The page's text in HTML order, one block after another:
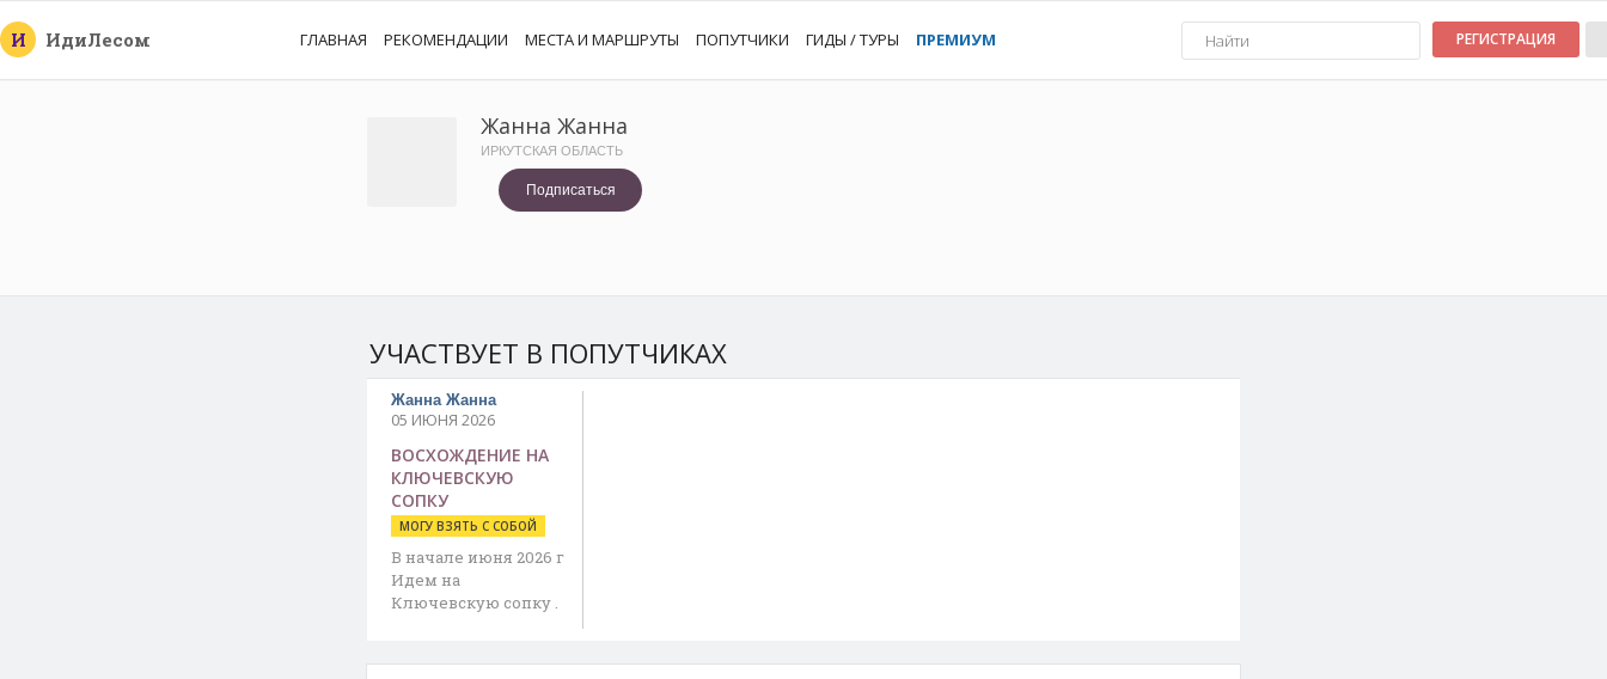
И ИдиЛесом ГЛАВНАЯ РЕКОМЕНДАЦИИ МЕСТА И МАРШРУТЫ ПОПУТЧИКИ ГИДЫ / ТУРЫ ПРЕМИУМ РЕГИСТРАЦИЯ
Жанна Жанна
ИРКУТСКАЯ ОБЛАСТЬ
Подписаться
УЧАСТВУЕТ В ПОПУТЧИКАХ
Жанна Жанна
05 ИЮНЯ 2026
ВОСХОЖДЕНИЕ НА
КЛЮЧЕВСКУЮ
СОПКУ
МОГУ ВЗЯТЬ С СОБОЙ
В начале июня 2026 г
Идем на
Ключевскую сопку .